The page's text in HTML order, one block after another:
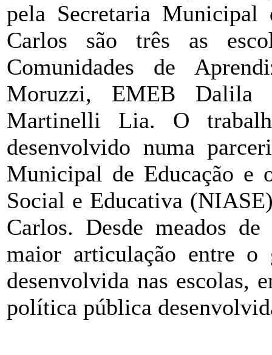
pela Secretaria Municipal
Carlos são três as
Comunidades de
Moruzzi, EMEB
Martinelli Lia. O
desenvolvido numa
Municipal de Educação e
Social e Educativa
Carlos. Desde meados
maior articulação entre o
desenvolvida nas escolas,
política pública